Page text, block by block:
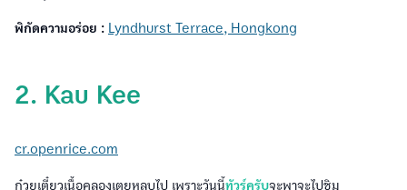
พิกัดความอร่อย : Lyndhurst Terrace, Hongkong
2. Kau Kee
cr.openrice.com
ก๋วยเตี๋ยวเนื้อคลองเตยหลบไป เพราะวันนี้ทัวร์ครับจะพาจะไปชิม